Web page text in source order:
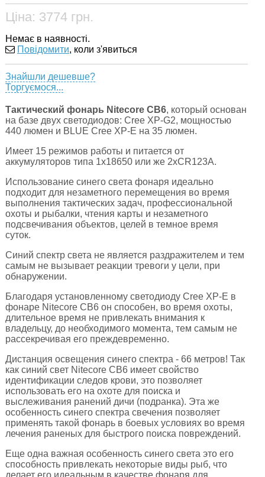
Ціна: 3774 грн.
Немає в наявності.
Повідомити, коли з'явиться
Знайшли дешевше?
Торгуємося...
Тактический фонарь Nitecore CB6, который основан
на базе двух светодиодов: Cree XP-G2, мощностью
440 люмен и BLUE Cree XP-E на 35 люмен.
Имеет 15 режимов работы и питается от
аккумуляторов типа 1x18650 или же 2xCR123A.
Использование синего света фонаря идеально
подходит для незаметного перемещения во время
выполнения тактических задач, профессиональной
охоты и рыбалки, чтения карты и незаметного
подсвечивания объектов, целей в темное время
суток.
Синий спектр света не является раздражителем и тем
самым не вызывает реакции тревоги у цели, при
обнаружении.
Благодаря установленному светодиоду Cree XP-E в
фонаре Nitecore CB6 он способен, во время охоты,
длительное время не привлекать внимания к
владельцу, до необходимого момента, тем самым не
рассекречивая его преждевременно.
Дистанция освещения синего спектра - 66 метров! Так
как синий свет Nitecore CB6 имеет свойство
идентификации следов крови, это позволяет
использовать его на охоте для поиска и
выслеживания ранений дичи (подранка). Эта же
особенность синего спектра свечения позволяет
применять такой фонарь в боевых условиях во время
лечения раненых для быстрого поиска повреждений.
Еще одна важная особенность синего света это его
способность привлекать некоторые виды рыб, что
делает его идеальным в качестве фонаря для